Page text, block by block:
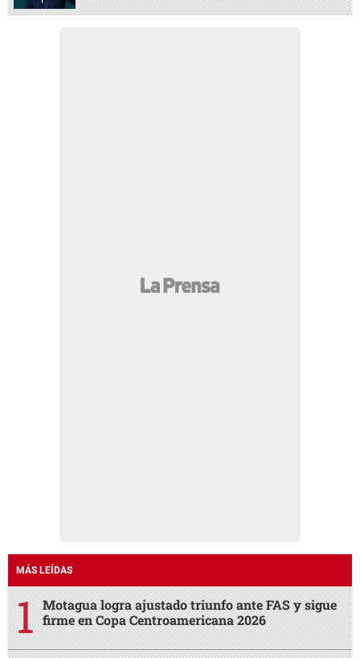
MÁS LEÍDAS
Motagua logra ajustado triunfo ante FAS y sigue
firme en Copa Centroamericana 2026